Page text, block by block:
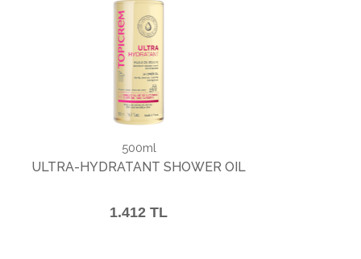
500ml
ULTRA-HYDRATANT SHOWER OIL
1.412 TL